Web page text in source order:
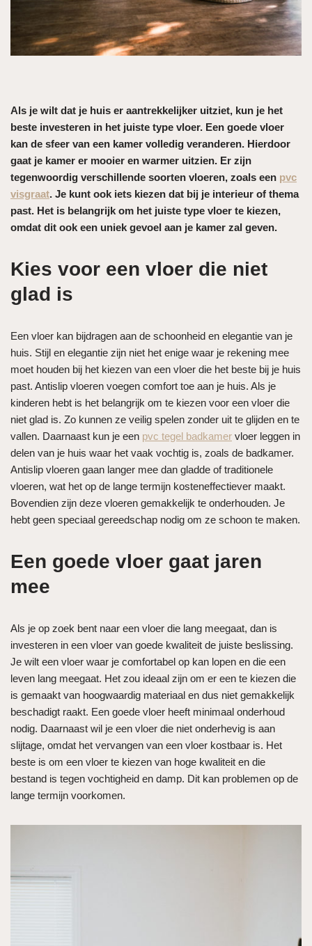
Als je wilt dat je huis er aantrekkelijker uitziet, kun je het
beste investeren in het juiste type vloer. Een goede vloer
kan de sfeer van een kamer volledig veranderen. Hierdoor
gaat je kamer er mooier en warmer uitzien. Er zijn
tegenwoordig verschillende soorten vloeren, zoals een pvc
visgraat. Je kunt ook iets kiezen dat bij je interieur of thema
past. Het is belangrijk om het juiste type vloer te kiezen,
omdat dit ook een uniek gevoel aan je kamer zal geven.
Kies voor een vloer die niet
glad is
Een vloer kan bijdragen aan de schoonheid en elegantie van je
huis. Stijl en elegantie zijn niet het enige waar je rekening mee
moet houden bij het kiezen van een vloer die het beste bij je huis
past. Antislip vloeren voegen comfort toe aan je huis. Als je
kinderen hebt is het belangrijk om te kiezen voor een vloer die
niet glad is. Zo kunnen ze veilig spelen zonder uit te glijden en te
vallen. Daarnaast kun je een pvc tegel badkamer vloer leggen in
delen van je huis waar het vaak vochtig is, zoals de badkamer.
Antislip vloeren gaan langer mee dan gladde of traditionele
vloeren, wat het op de lange termijn kosteneffectiever maakt.
Bovendien zijn deze vloeren gemakkelijk te onderhouden. Je
hebt geen speciaal gereedschap nodig om ze schoon te maken.
Een goede vloer gaat jaren
mee
Als je op zoek bent naar een vloer die lang meegaat, dan is
investeren in een vloer van goede kwaliteit de juiste beslissing.
Je wilt een vloer waar je comfortabel op kan lopen en die een
leven lang meegaat. Het zou ideaal zijn om er een te kiezen die
is gemaakt van hoogwaardig materiaal en dus niet gemakkelijk
beschadigt raakt. Een goede vloer heeft minimaal onderhoud
nodig. Daarnaast wil je een vloer die niet onderhevig is aan
slijtage, omdat het vervangen van een vloer kostbaar is. Het
beste is om een vloer te kiezen van hoge kwaliteit en die
bestand is tegen vochtigheid en damp. Dit kan problemen op de
lange termijn voorkomen.